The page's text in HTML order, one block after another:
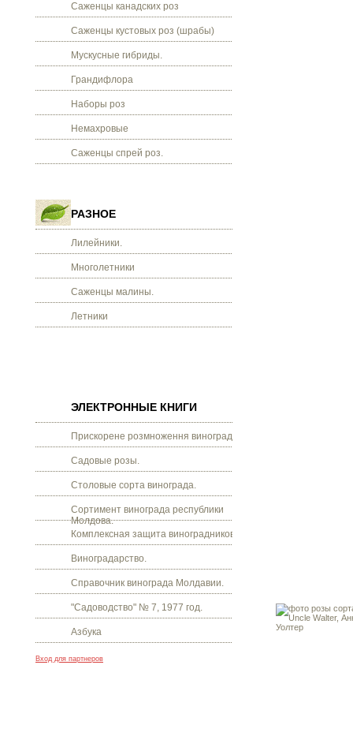
Саженцы канадских роз
Саженцы кустовых роз (шрабы)
Мускусные гибриды.
Грандифлора
Наборы роз
Немахровые
Саженцы спрей роз.
РАЗНОЕ
Лилейники.
Многолетники
Саженцы малины.
Летники
ЭЛЕКТРОННЫЕ КНИГИ
Прискорене розмноження винограду.
Садовые розы.
Столовые сорта винограда.
Сортимент винограда республики
Молдова.
Комплексная защита виноградников.
Виноградарство.
Справочник винограда Молдавии.
"Садоводство" № 7, 1977 год.
Азбука
Вход для партнеров